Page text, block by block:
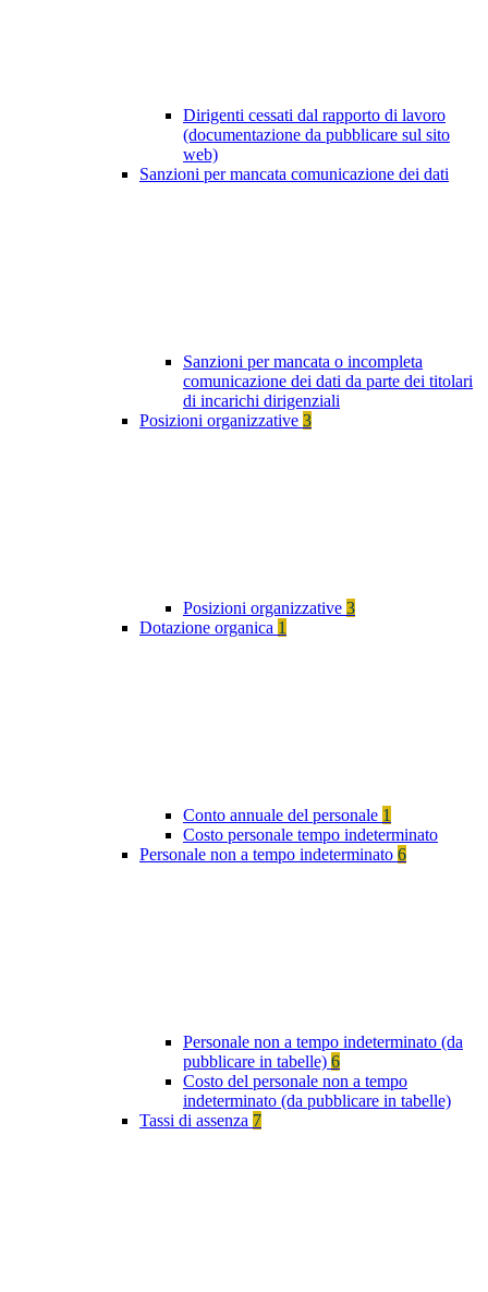
Dirigenti cessati dal rapporto di lavoro
(documentazione da pubblicare sul sito
web)
Sanzioni per mancata comunicazione dei dati
Sanzioni per mancata o incompleta
comunicazione dei dati da parte dei titolari
di incarichi dirigenziali
Posizioni organizzative 3
Posizioni organizzative 3
Dotazione organica 1
Conto annuale del personale 1
Costo personale tempo indeterminato
Personale non a tempo indeterminato 6
Personale non a tempo indeterminato (da
pubblicare in tabelle) 6
Costo del personale non a tempo
indeterminato (da pubblicare in tabelle)
Tassi di assenza 7